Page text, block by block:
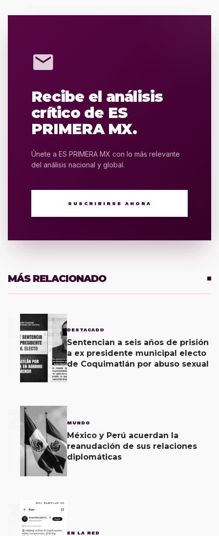
mail
Recibe el análisis
crítico de ES
PRIMERA MX.
Únete a ES PRIMERA MX con lo más relevante
del análisis nacional y global.
SUSCRIBIRSE AHORA
MÁS RELACIONADO
DESTACADO
Sentencian a seis años de prisión
a ex presidente municipal electo
de Coquimatlán por abuso sexual
2 MUNDO
México y Perú acuerdan la
reanudación de sus relaciones
diplomáticas
3
EN LA RED